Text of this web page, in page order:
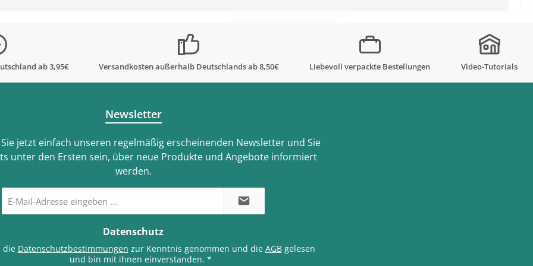
ab 3,95€ Versandkosten außerhalb Deutschlands ab 8,50€ Liebevoll verpackte Bestellungen Video-Tutorials
Newsletter
jetzt einfach unseren regelmäßig erscheinenden Newsletter und Sie
unter den Ersten sein, über neue Produkte und Angebote informiert
werden.
Mail-
Adresse
Datenschutz
die Datenschutzbestimmungen zur Kenntnis genommen und die AGBgelesen
und bin mit ihnen einverstanden. *